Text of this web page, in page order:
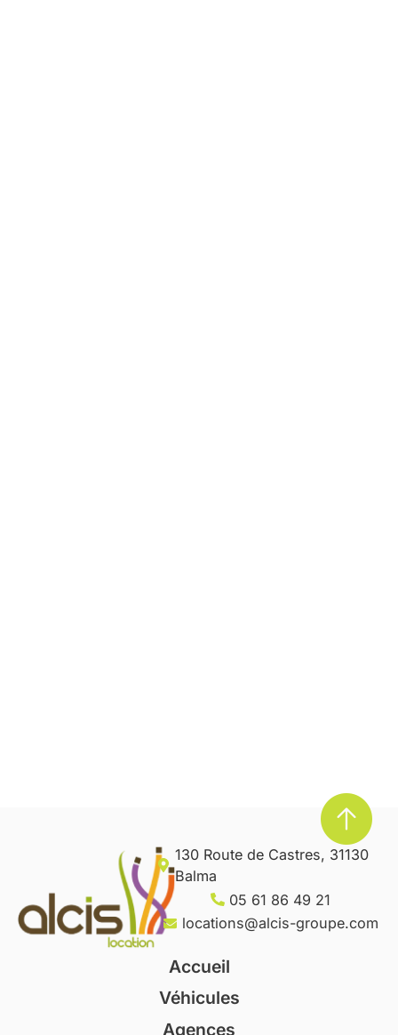
130 Route de Castres, 31130
Balma
05 61 86 49 21
locations@alcis-groupe.com
Accueil
Véhicules
Agences